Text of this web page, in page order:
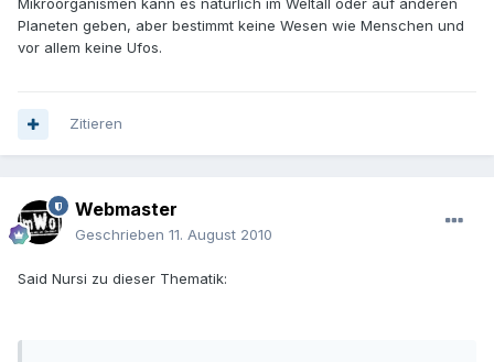
Mikroorganismen kann es natürlich im Weltall oder auf anderen
Planeten geben, aber bestimmt keine Wesen wie Menschen und
vor allem keine Ufos.
Zitieren
Webmaster
Geschrieben 11. August 2010
Said Nursi zu dieser Thematik: